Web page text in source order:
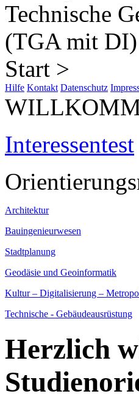
Technische
(TGA mit DI)
Start >
Hilfe Kontakt Datenschutz
Interessentest
Architektur
Bauingenieurwesen
Stadtplanung
Geodäsie und Geoinformatik
Kultur – Digitalisierung –
Technische - Gebäudeausrüstung
Herzlich